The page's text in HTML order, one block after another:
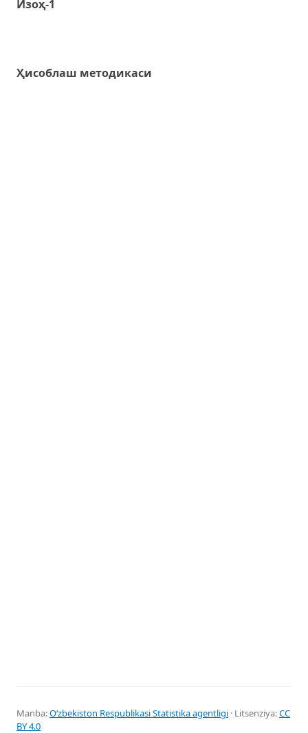
Изоҳ-1
Ҳисоблаш методикаси
Manba:Oʻzbekiston Respublikasi Statistika agentligi · Litsenziya:CC
BY 4.0